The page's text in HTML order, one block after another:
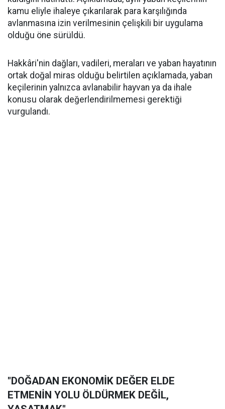
kamu eliyle ihaleye çıkarılarak para karşılığında
avlanmasına izin verilmesinin çelişkili bir uygulama
olduğu öne sürüldü.
Hakkâri'nin dağları, vadileri, meraları ve yaban hayatının
ortak doğal miras olduğu belirtilen açıklamada, yaban
keçilerinin yalnızca avlanabilir hayvan ya da ihale
konusu olarak değerlendirilmemesi gerektiği
vurgulandı.
"DOĞADAN EKONOMİK DEĞER ELDE
ETMENİN YOLU ÖLDÜRMEK DEĞİL,